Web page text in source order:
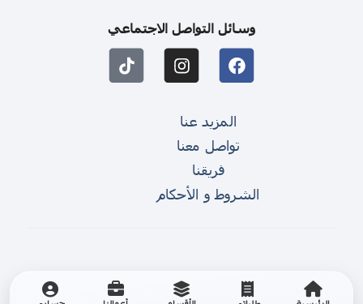
وسائل التواصل الاجتماعي
المزيد عنا
تواصل معنا
فريقنا
الشروط و الأحكام